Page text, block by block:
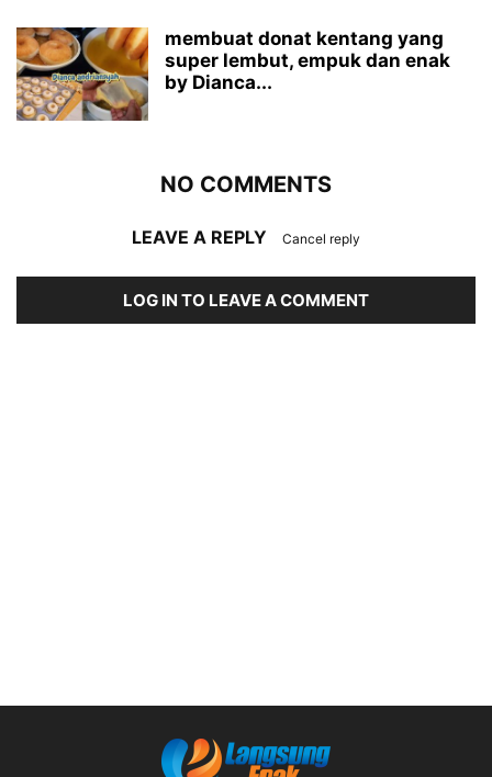
membuat donat kentang yang
super lembut, empuk dan enak
by Dianca...
NO COMMENTS
LEAVE A REPLY Cancel reply
LOG IN TO LEAVE A COMMENT